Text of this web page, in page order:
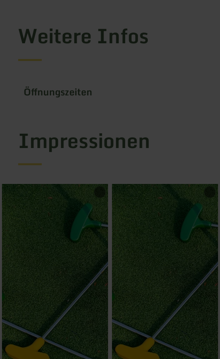
Weitere Infos
Öffnungszeiten
Impressionen